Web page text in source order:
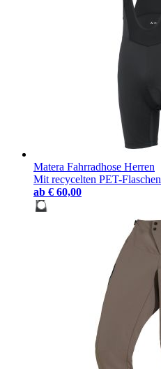
Matera Fahrradhose Herren
Mit recycelten PET-Flaschen
ab € 60,00